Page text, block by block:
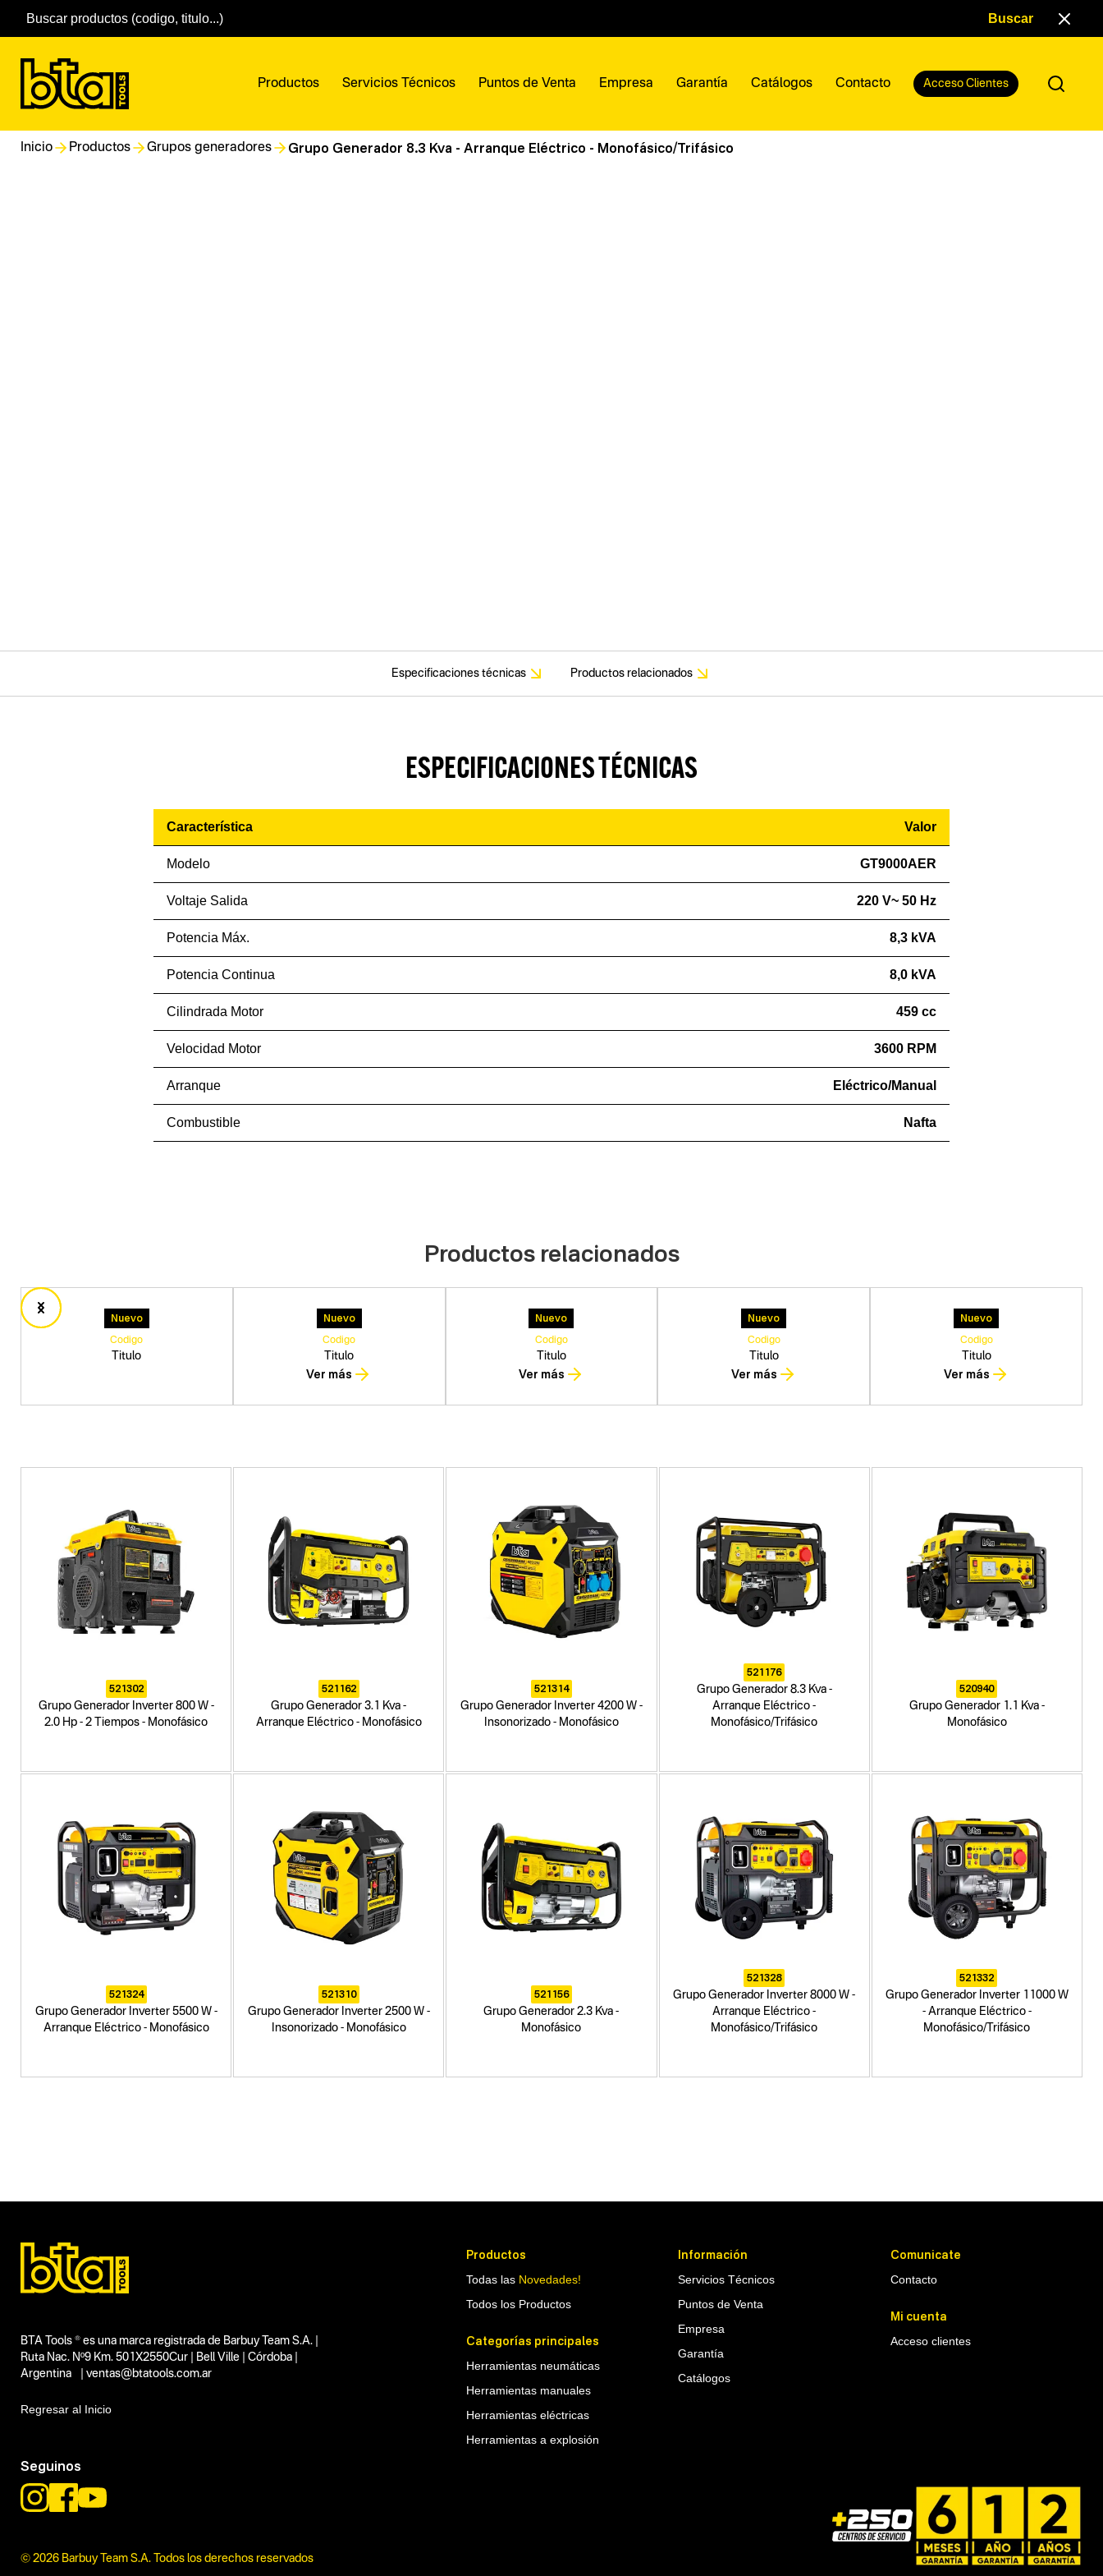
Productos Servicios Técnicos Puntos de Venta Empresa Garantía Catálogos Contacto Acceso Clientes
Inicio Productos Grupos generadores Grupo Generador 8.3 Kva - Arranque Eléctrico - Monofásico/Trifásico
Especificaciones técnicas Productos relacionados
ESPECIFICACIONES TÉCNICAS
Característica Valor
Modelo GT9000AER
Voltaje Salida 220 V~ 50 Hz
Potencia Máx. 8,3 kVA
Potencia Continua 8,0 kVA
Cilindrada Motor 459 cc
Velocidad Motor 3600 RPM
Arranque Eléctrico/Manual
Combustible Nafta
Productos relacionados
Nuevo
Titulo
Codigo
Nuevo
Titulo
Codigo
Ver más
Nuevo
Titulo
Codigo
Ver más
Nuevo
Titulo
Codigo
Ver más
Nuevo
Titulo
Codigo
Ver más
521302
Grupo Generador Inverter 800 W -
2.0 Hp - 2 Tiempos - Monofásico
521162
Grupo Generador 3.1 Kva -
Arranque Eléctrico - Monofásico
521314
Grupo Generador Inverter 4200 W -
Insonorizado - Monofásico
521176
Grupo Generador 8.3 Kva -
Arranque Eléctrico -
Monofásico/Trifásico
520940
Grupo Generador 1.1 Kva -
Monofásico
521324
Grupo Generador Inverter 5500 W -
Arranque Eléctrico - Monofásico
521310
Grupo Generador Inverter 2500 W -
Insonorizado - Monofásico
521156
Grupo Generador 2.3 Kva -
Monofásico
521328
Grupo Generador Inverter 8000 W -
Arranque Eléctrico -
Monofásico/Trifásico
521332
Grupo Generador Inverter 11000 W
- Arranque Eléctrico -
Monofásico/Trifásico
Segmentos - pendiente
Construcción
Talleres
Hogar y aire libre
Funcion o uso
No items found.
459 cc
BTA Tools ® es una marca registrada de Barbuy Team S.A. |
Ruta Nac. Nº9 Km. 501X2550Cur | Bell Ville | Córdoba |
Argentina | ventas@btatools.com.ar
Regresar al Inicio
Seguinos
© 2026 Barbuy Team S.A. Todos los derechos reservados
Productos
Todas las Novedades!
Todos los Productos
Categorías principales
Herramientas neumáticas
Herramientas manuales
Herramientas eléctricas
Herramientas a explosión
Información
Servicios Técnicos
Puntos de Venta
Empresa
Garantía
Catálogos
Comunicate
Contacto
Mi cuenta
Acceso clientes